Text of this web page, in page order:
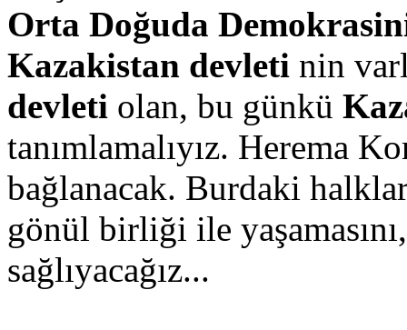
Orta Doğuda
Kazakistan devleti nin
devleti olan, bu günkü
tanımlamalıyız. Herema
bağlanacak. Burdaki
gönül birliği ile
sağlıyacağız...